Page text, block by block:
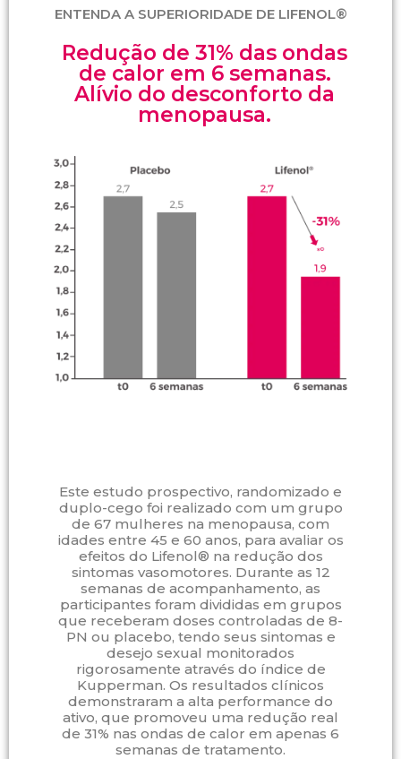
ENTENDA A SUPERIORIDADE DE LIFENOL®​
Redução de 31% das ondas
de calor em 6 semanas.
Alívio do desconforto da
menopausa.
Este estudo prospectivo, randomizado e
duplo-cego foi realizado com um grupo
de 67 mulheres na menopausa, com
idades entre 45 e 60 anos, para avaliar os
efeitos do Lifenol® na redução dos
sintomas vasomotores. Durante as 12
semanas de acompanhamento, as
participantes foram divididas em grupos
que receberam doses controladas de 8-
PN ou placebo, tendo seus sintomas e
desejo sexual monitorados
rigorosamente através do índice de
Kupperman. Os resultados clínicos
demonstraram a alta performance do
ativo, que promoveu uma redução real
de 31% nas ondas de calor em apenas 6
semanas de tratamento.